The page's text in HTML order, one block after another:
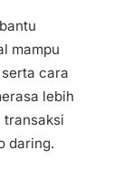
mampu
cara
lebih
transaksi
daring.